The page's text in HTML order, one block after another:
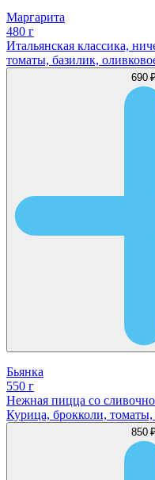
Маргарита
480 г
Итальянская классика,
томаты, базилик,
690
Бьянка
550 г
Нежная пицца со
Курица, брокколи,
850